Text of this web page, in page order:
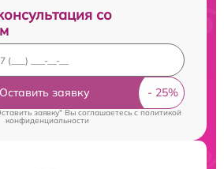
со
Оставить заявку
заявку" Вы соглашаетесь cполитикой
конфиденциальности